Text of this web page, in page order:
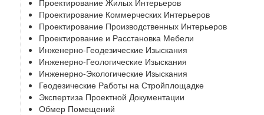
Проектирование Жилых Интерьеров
Проектирование Коммерческих Интерьеров
Проектирование Производственных Интерьеров
Проектирование и Расстановка Мебели
Инженерно-Геодезические Изыскания
Инженерно-Геологические Изыскания
Инженерно-Экологические Изыскания
Геодезические Работы на Стройплощадке
Экспертиза Проектной Документации
Обмер Помещений